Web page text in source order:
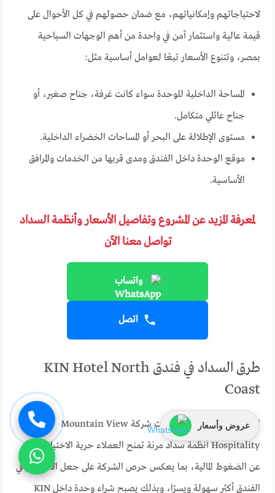
لاحتياجاتهم وإمكانياتهم، مع ضمان حصولهم في كل الأحوال على
قيمة عالية واستثمار آمن في واحدة من أهم الوجهات السياحية
بمصر، وتتنوع الأسعار تبعًا لعوامل أساسية مثل:
المساحة الداخلية للوحدة سواء كانت غرفة، جناح صغير، أو
جناح عائلي متكامل.
مستوى الإطلالة على البحر أو المساحات الخضراء الداخلية.
موقع الوحدة داخل الفندق ومدى قربها من الخدمات والمرافق
الأساسية.
لمعرفة المزيد عن المشروع وتفاصيل الأسعار وأنظمة السداد
تواصل معنا الآن
واتساب
اتصل
طرق السداد في فندق KIN Hotel North
Coast
لتسهيل عملية التعاقد، وفرت شركة Mountain View
Hospitality أنظمة سداد مرنة تمنح العملاء حرية الاختيار بعيدًا
عن الضغوط المالية، بما يعكس حرص الشركة على جعل الاستثمار في
الفندق أكثر سهولة ويسرًا، وبذلك يصبح شراء وحدة داخل KIN
عروض وأسعار